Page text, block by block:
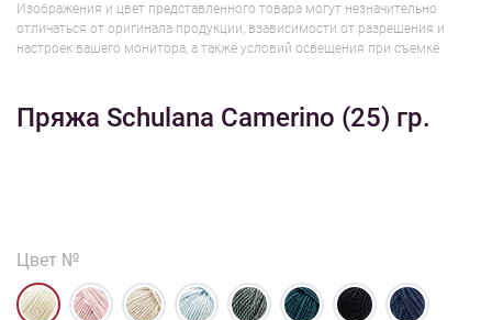
Изображения и цвет представленного товара могут незначительно
отличаться от оригинала продукции, взависимости от разрешения и
настроек вашего монитора, а также условий освещения при съемке
Пряжа Schulana Camerino (25) гр.
Цвет №